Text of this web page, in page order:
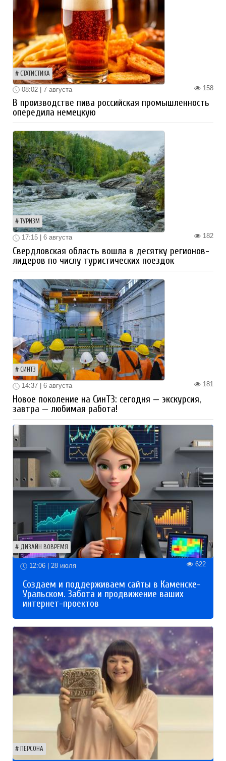
СТАТИСТИКА
158
08:02 | 7 августа
В производстве пива российская промышленность
опередила немецкую
ТУРИЗМ
182
17:15 | 6 августа
Свердловская область вошла в десятку регионов-
лидеров по числу туристических поездок
СИНТЗ
181
14:37 | 6 августа
Новое поколение на СинТЗ: сегодня — экскурсия,
завтра — любимая работа!
ДИЗАЙН ВОВРЕМЯ
12:06 | 28 июля 622
Создаем и поддерживаем сайты в Каменске-
Уральском. Забота и продвижение ваших
интернет-проектов
ПЕРСОНА